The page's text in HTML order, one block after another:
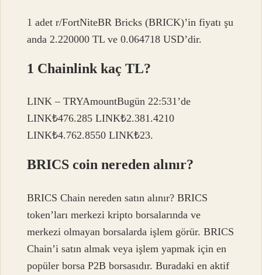
1 adet r/FortNiteBR Bricks (BRICK)’in fiyatı şu
anda 2.220000 TL ve 0.064718 USD’dir.
1 Chainlink kaç TL?
LINK – TRYAmountBugün 22:531’de
LINK₺476.285 LINK₺2.381.4210
LINK₺4.762.8550 LINK₺23.
BRICS coin nereden alınır?
BRICS Chain nereden satın alınır? BRICS
token’ları merkezi kripto borsalarında ve
merkezi olmayan borsalarda işlem görür. BRICS
Chain’i satın almak veya işlem yapmak için en
popüler borsa P2B borsasıdır. Buradaki en aktif